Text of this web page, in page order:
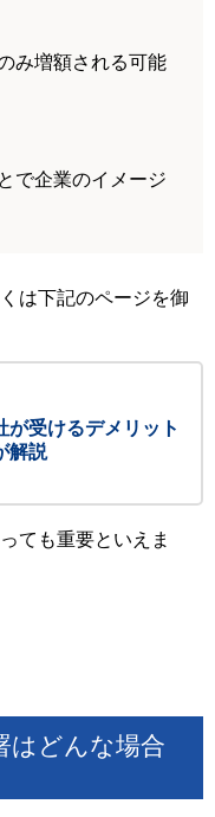
み増額される可能
で企業のイメージ
は下記のページを御
が受けるデメリット
解説
ても重要といえま
はどんな場合